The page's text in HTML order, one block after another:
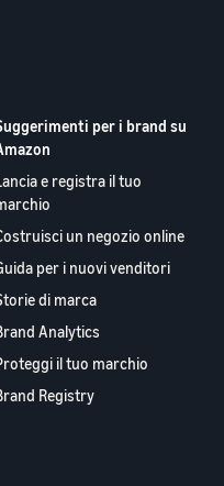
per i brand su
e registra il tuo
un negozio online
per i nuovi venditori
di marca
Analytics
il tuo marchio
Registry